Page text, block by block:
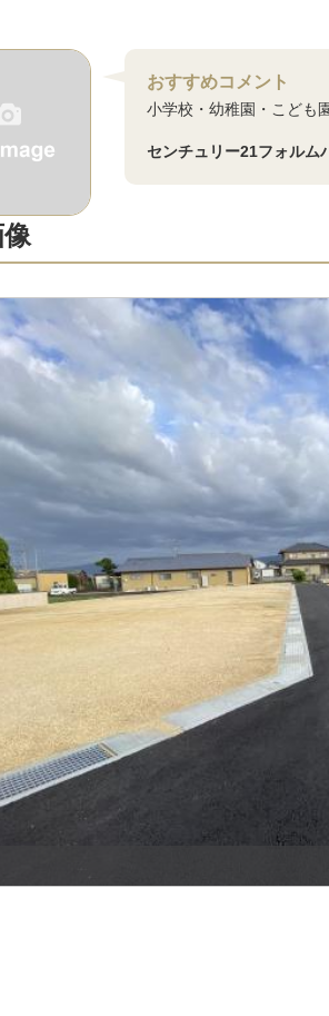
おすすめコメント
小学校・幼稚園・こども
センチュリー21フォルム